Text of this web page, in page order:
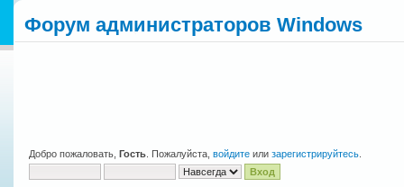
Форум администраторов Windows
Добро пожаловать, Гость . Пожалуйста, войдите или зарегистрируйтесь